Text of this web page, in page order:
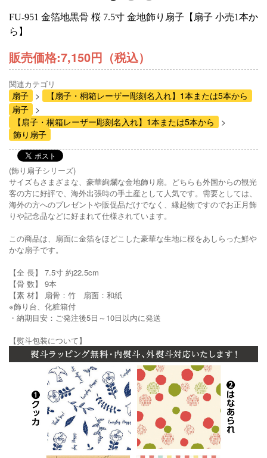
FU-951 金箔地黒骨 桜 7.5寸 金地飾り扇子【扇子 小売1本か
ら】
販売価格:7,150円（税込）
関連カテゴリ
扇子
【扇子・桐箱レーザー彫刻名入れ】1本または5本から
扇子
【扇子・桐箱レーザー彫刻名入れ】1本または5本から
飾り扇子
(飾り扇子シリーズ)
サイズもさまざまな、豪華絢爛な金地飾り扇。どちらも外国からの観光
客の方に好評で、海外出張時の手土産として人気です。需要としては、
海外の方へのプレゼントや販促品だけでなく、縁起物ですのでお正月飾
りや記念品などに好まれて仕様されています。
この商品は、扇面に金箔をほどこした豪華な生地に桜をあしらった鮮や
かな扇子です。
【全 長】 7.5寸 約22.5cm
【骨 数】 9本
【素 材】 扇骨：竹 扇面：和紙
※飾り台、化粧箱付
・納期目安：ご発注後5日～10日以内に発送
【熨斗包装について】